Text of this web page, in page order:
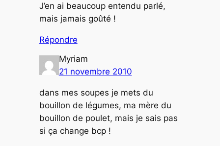
J’en ai beaucoup entendu parlé,
mais jamais goûté !
Répondre
Myriam
21 novembre 2010
dans mes soupes je mets du
bouillon de légumes, ma mère du
bouillon de poulet, mais je sais pas
si ça change bcp !